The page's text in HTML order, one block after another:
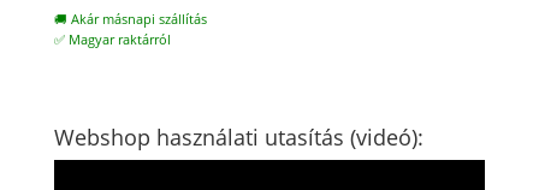
🚚 Akár másnapi szállítás
✅ Magyar raktárról
Webshop használati utasítás (videó):